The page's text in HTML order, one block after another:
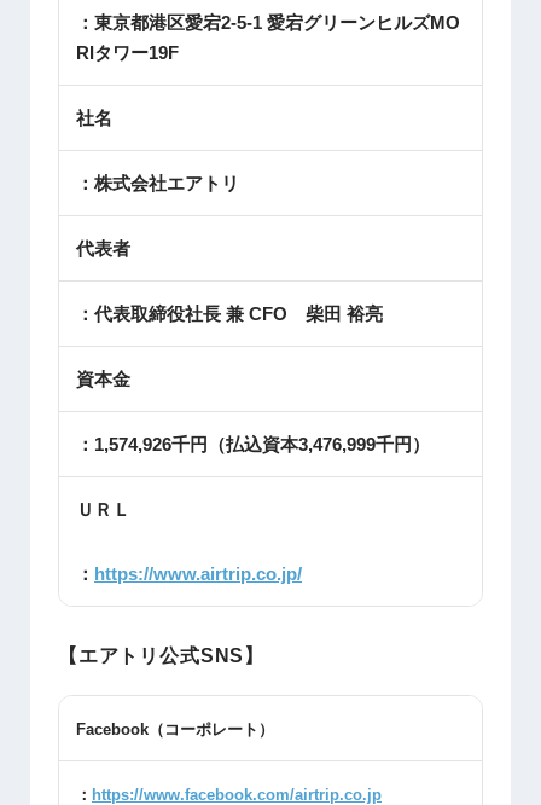
：東京都港区愛宕2-5-1 愛宕グリーンヒルズMO
RIタワー19F
社名
：株式会社エアトリ
代表者
：代表取締役社長 兼 CFO 柴田 裕亮
資本金
：1,574,926千円（払込資本3,476,999千円）
ＵＲＬ
： https://www.airtrip.co.jp/
【エアトリ公式SNS】
Facebook （コーポレート）
： https://www.facebook.com/airtrip.co.jp